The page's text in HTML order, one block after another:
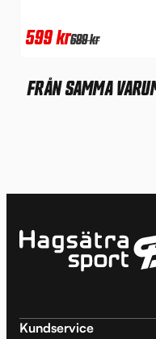
599kr699kr
FRÅN SAMMA
Kundservice